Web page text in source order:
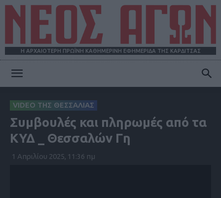
Η ΑΡΧΑΙΟΤΕΡΗ ΠΡΩΪΝΗ ΚΑΘΗΜΕΡΙΝΗ ΕΦΗΜΕΡΙΔΑ ΤΗΣ ΚΑΡΔΙΤΣΑΣ
ΑΓΩΝ
VIDEO ΤΗΣ ΘΕΣΣΑΛΙΑΣ
Συμβουλές και πληρωμές από τα
ΚΥΔ _ Θεσσαλών Γη
1 Απριλίου 2025, 11:36 πμ